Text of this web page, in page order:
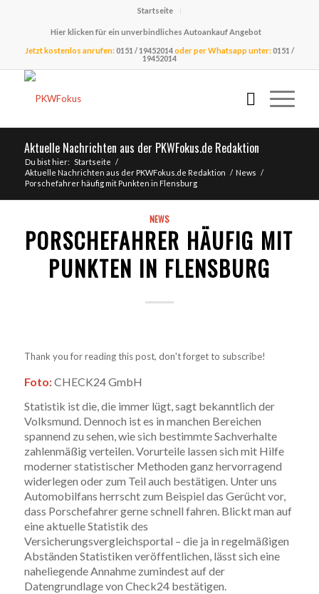
Startseite
Hier klicken für ein unverbindliches Autoankauf Angebot
Jetzt kostenlos anrufen:0151 / 19452014oder per Whatsapp unter:0151 /
19452014
Aktuelle Nachrichten aus der PKWFokus.de Redaktion
Du bist hier: Startseite /
Aktuelle Nachrichten aus der PKWFokus.de Redaktion / News /
Porschefahrer häufig mit Punkten in Flensburg
NEWS
PORSCHEFAHRER HÄUFIG MIT
PUNKTEN IN FLENSBURG
Thank you for reading this post, don't forget to subscribe!
Foto:CHECK24 GmbH
Statistik ist die, die immer lügt, sagt bekanntlich der
Volksmund. Dennoch ist es in manchen Bereichen
spannend zu sehen, wie sich bestimmte Sachverhalte
zahlenmäßig verteilen. Vorurteile lassen sich mit Hilfe
moderner statistischer Methoden ganz hervorragend
widerlegen oder zum Teil auch bestätigen. Unter uns
Automobilfans herrscht zum Beispiel das Gerücht vor,
dass Porschefahrer gerne schnell fahren. Blickt man auf
eine aktuelle Statistik des
Versicherungsvergleichsportal – die ja in regelmäßigen
Abständen Statistiken veröffentlichen, lässt sich eine
naheliegende Annahme zumindest auf der
Datengrundlage von Check24 bestätigen.